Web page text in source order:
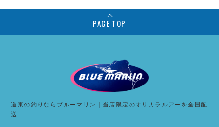
PAGE TOP
道東の釣りならブルーマリン｜当店限定のオリカラルアーを全国配
送